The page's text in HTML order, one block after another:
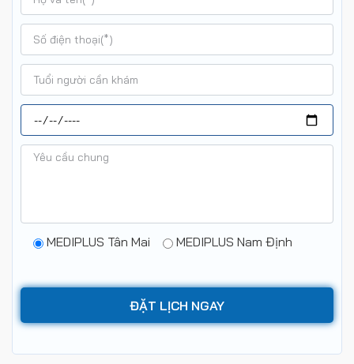
MEDIPLUS Tân Mai MEDIPLUS Nam Định